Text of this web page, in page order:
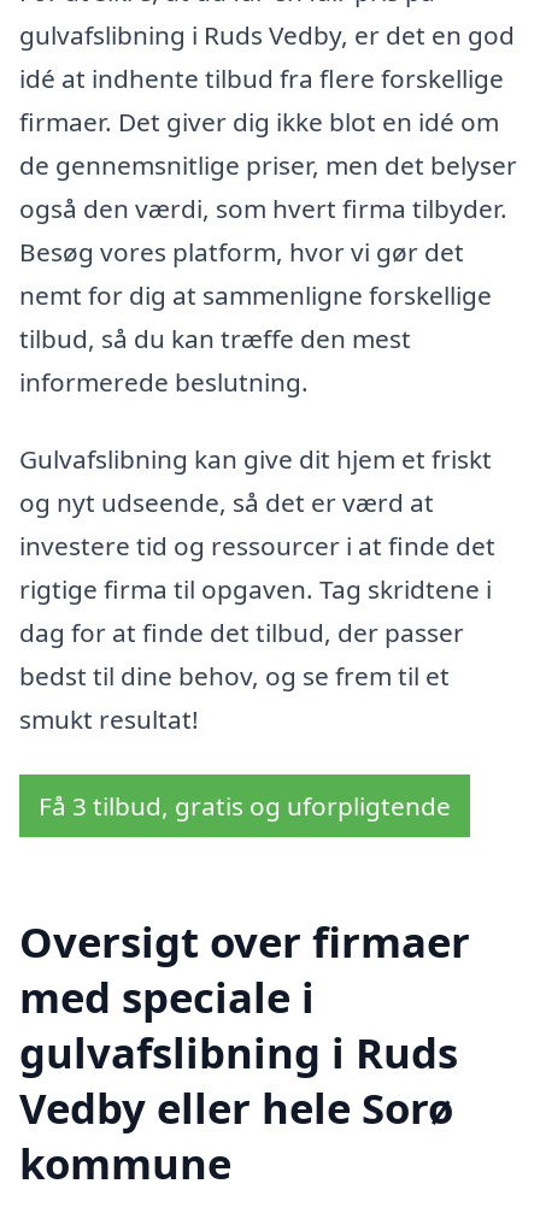
gulvafslibning i Ruds Vedby, er det en god
idé at indhente tilbud fra flere forskellige
firmaer. Det giver dig ikke blot en idé om
de gennemsnitlige priser, men det belyser
også den værdi, som hvert firma tilbyder.
Besøg vores platform, hvor vi gør det
nemt for dig at sammenligne forskellige
tilbud, så du kan træffe den mest
informerede beslutning.
Gulvafslibning kan give dit hjem et friskt
og nyt udseende, så det er værd at
investere tid og ressourcer i at finde det
rigtige firma til opgaven. Tag skridtene i
dag for at finde det tilbud, der passer
bedst til dine behov, og se frem til et
smukt resultat!
Få 3 tilbud, gratis og uforpligtende
Oversigt over firmaer
med speciale i
gulvafslibning i Ruds
Vedby eller hele Sorø
kommune